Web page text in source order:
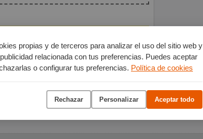
propias y de terceros para analizar el uso del sitio web y
relacionada con tus preferencias. Puedes aceptar
o configurar tus preferencias. Política de cookies
Rechazar Personalizar Aceptar todo